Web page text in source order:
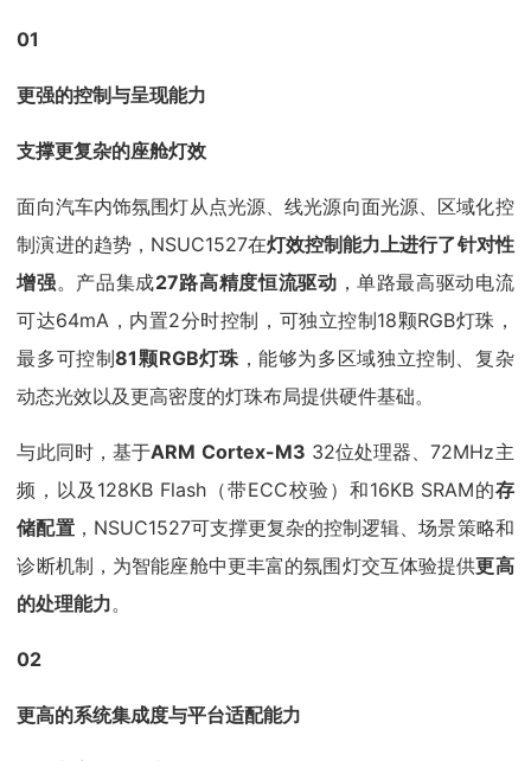
01
更强的控制与呈现能力
支撑更复杂的座舱灯效
面向汽车内饰氛围灯从点光源、线光源向面光源、区域化控
制演进的趋势，NSUC1527在灯效控制能力上进行了针对性
增强。产品集成27路高精度恒流驱动 ，单路最高驱动电流
可达64mA，内置2分时控制，可独立控制18颗RGB灯珠，
最多可控制81颗RGB灯珠 ，能够为多区域独立控制、复杂
动态光效以及更高密度的灯珠布局提供硬件基础。
与此同时，基于ARM Cortex-M3 32位处理器、72MHz主
频，以及128KB Flash（带ECC校验）和16KB SRAM的存
储配置，NSUC1527可支撑更复杂的控制逻辑、场景策略和
诊断机制，为智能座舱中更丰富的氛围灯交互体验提供更高
的处理能力。
02
更高的系统集成度与平台适配能力